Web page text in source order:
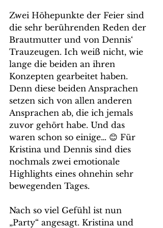
Zwei Höhepunkte der Feier sind
die sehr berührenden Reden der
Brautmutter und von Dennis‘
Trauzeugen. Ich weiß nicht, wie
lange die beiden an ihren
Konzepten gearbeitet haben.
Denn diese beiden Ansprachen
setzen sich von allen anderen
Ansprachen ab, die ich jemals
zuvor gehört habe. Und das
waren schon so einige… 😊 Für
Kristina und Dennis sind dies
nochmals zwei emotionale
Highlights eines ohnehin sehr
bewegenden Tages.
Nach so viel Gefühl ist nun
„Party“ angesagt. Kristina und